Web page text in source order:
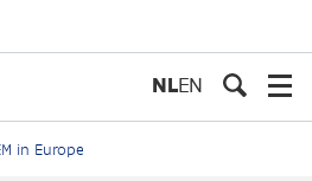
inhoud
NLEN
in Europe